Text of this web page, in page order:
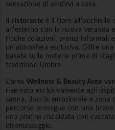
sensazione di sentirvi a casa.
ristorante è il fiore all'occhiello
all'esterno con la nuova veranda
ricche colazioni, pranzi informali
un'atmosfera esclusiva. Offre
basata sulle materie prime di
tradizione Umbra
L'area Wellness & Beauty Area
riservato esclusivamente agli
sauna, doccia emozionale e zona
percorso prosegue con una
una piscina riscaldata con
idromassaggio.